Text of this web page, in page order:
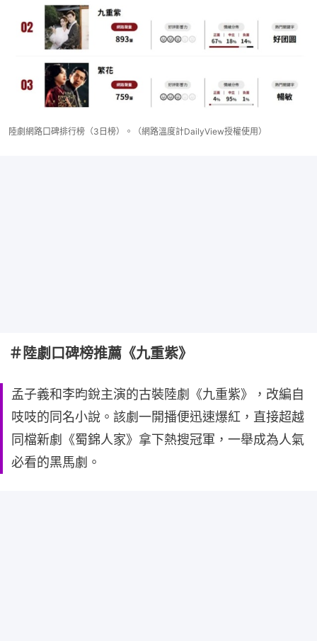
陸劇網路口碑排行榜（3日榜）。（網路溫度計DailyView授權使用）
＃陸劇口碑榜推薦《九重紫》
孟子義和李昀銳主演的古裝陸劇《九重紫》，改編自
吱吱的同名小說。該劇一開播便迅速爆紅，直接超越
同檔新劇《蜀錦人家》拿下熱搜冠軍，一舉成為人氣
必看的黑馬劇。